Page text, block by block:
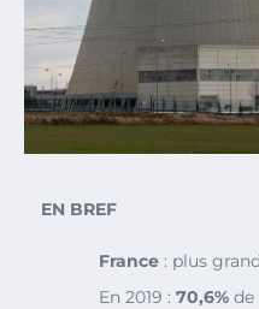
EN BREF
France : plus
En 2019 : 70,6% de